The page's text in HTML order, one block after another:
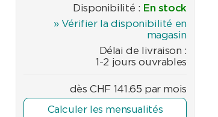
Disponibilité : En stock
» Vérifier la disponibilité en
magasin
Délai de livraison :
1-2 jours ouvrables
dèsCHF 141.65 par mois
Calculer les mensualités